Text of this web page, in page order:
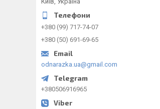
+380 (99) 717-74-07
+380 (50) 691-69-65
odnarazka.ua@gmail.com
+380506916965